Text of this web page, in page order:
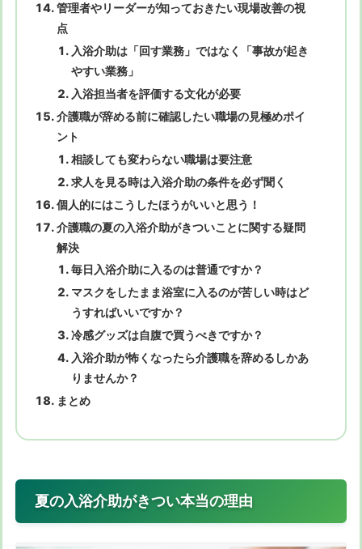
管理者やリーダーが知っておきたい現場改善の視
点
入浴介助は「回す業務」ではなく「事故が起き
やすい業務」
入浴担当者を評価する文化が必要
介護職が辞める前に確認したい職場の見極めポイ
ント
相談しても変わらない職場は要注意
求人を見る時は入浴介助の条件を必ず聞く
個人的にはこうしたほうがいいと思う！
介護職の夏の入浴介助がきついことに関する疑問
解決
毎日入浴介助に入るのは普通ですか？
マスクをしたまま浴室に入るのが苦しい時はど
うすればいいですか？
冷感グッズは自腹で買うべきですか？
入浴介助が怖くなったら介護職を辞めるしかあ
りませんか？
まとめ
夏の入浴介助がきつい本当の理由